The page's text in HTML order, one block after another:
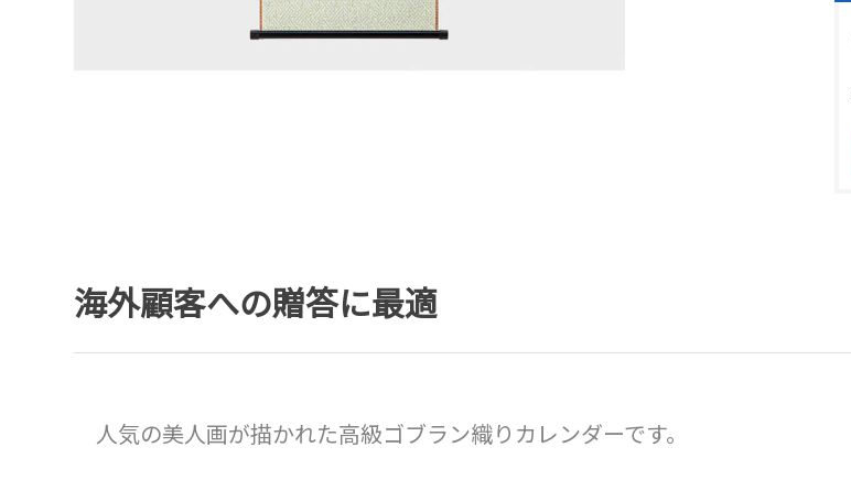
海外顧客への贈答に最適
人気の美人画が描かれた高級ゴブラン織りカレンダーです。